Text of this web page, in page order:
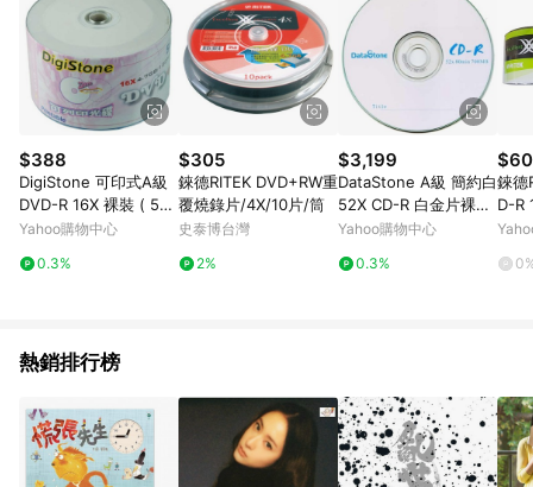
價券等虛擬貨幣折抵 4. 大宗採購或批發轉賣不具回饋資格： 如
有相關事證認定您為大宗採購、批發轉賣而非最終消費使用者，
相關認定以Yahoo購物中心之認定為準
$388
DigiStone 可印式A級
DVD-R 16X 裸裝 ( 50
片)
Yahoo購物中心
0.3%
$305
錸德RITEK DVD+RW重
覆燒錄片/4X/10片/筒
史泰博台灣
2%
$3,199
DataStone A級 簡約白
52X CD-R 白金片裸裝(
600片)
Yahoo購物中心
0.3%
錸德
D-R
熱銷排行榜